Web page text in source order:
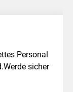
Personal
sicher